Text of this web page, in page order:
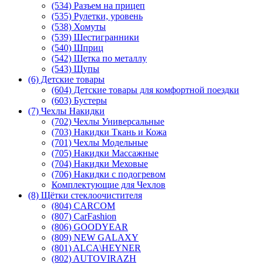
(534) Разъем на прицеп
(535) Рулетки, уровень
(538) Хомуты
(539) Шестигранники
(540) Шприц
(542) Щетка по металлу
(543) Щупы
(6) Детские товары
(604) Детские товары для комфортной поездки
(603) Бустеры
(7) Чехлы Накидки
(702) Чехлы Универсальные
(703) Накидки Ткань и Кожа
(701) Чехлы Модельные
(705) Накидки Массажные
(704) Накидки Меховые
(706) Накидки с подогревом
Комплектующие для Чехлов
(8) Щётки стеклоочистителя
(804) CARCOM
(807) CarFashion
(806) GOODYEAR
(809) NEW GALAXY
(801) ALCA\HEYNER
(802) AUTOVIRAZH